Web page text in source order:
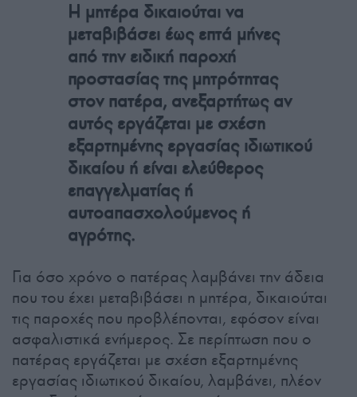
Η μητέρα δικαιούται να
μεταβιβάσει έως επτά μήνες
από την ειδική παροχή
προστασίας της μητρότητας
στον πατέρα, ανεξαρτήτως αν
αυτός εργάζεται με σχέση
εξαρτημένης εργασίας ιδιωτικού
δικαίου ή είναι ελεύθερος
επαγγελματίας ή
αυτοαπασχολούμενος ή
αγρότης.
Για όσο χρόνο ο πατέρας λαμβάνει την άδεια
που του έχει μεταβιβάσει η μητέρα, δικαιούται
τις παροχές που προβλέπονται, εφόσον είναι
ασφαλιστικά ενήμερος. Σε περίπτωση που ο
πατέρας εργάζεται με σχέση εξαρτημένης
εργασίας ιδιωτικού δικαίου, λαμβάνει, πλέον